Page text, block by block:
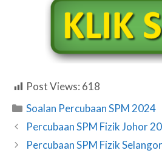
Post Views: 618
Categories
Soalan Percubaan SPM 2024
Percubaan SPM Fizik Johor
Percubaan SPM Fizik